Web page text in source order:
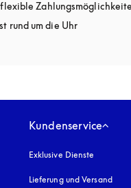
rund um die Uhr
Kundenservice
Exklusive Dienste
Lieferung und Versand